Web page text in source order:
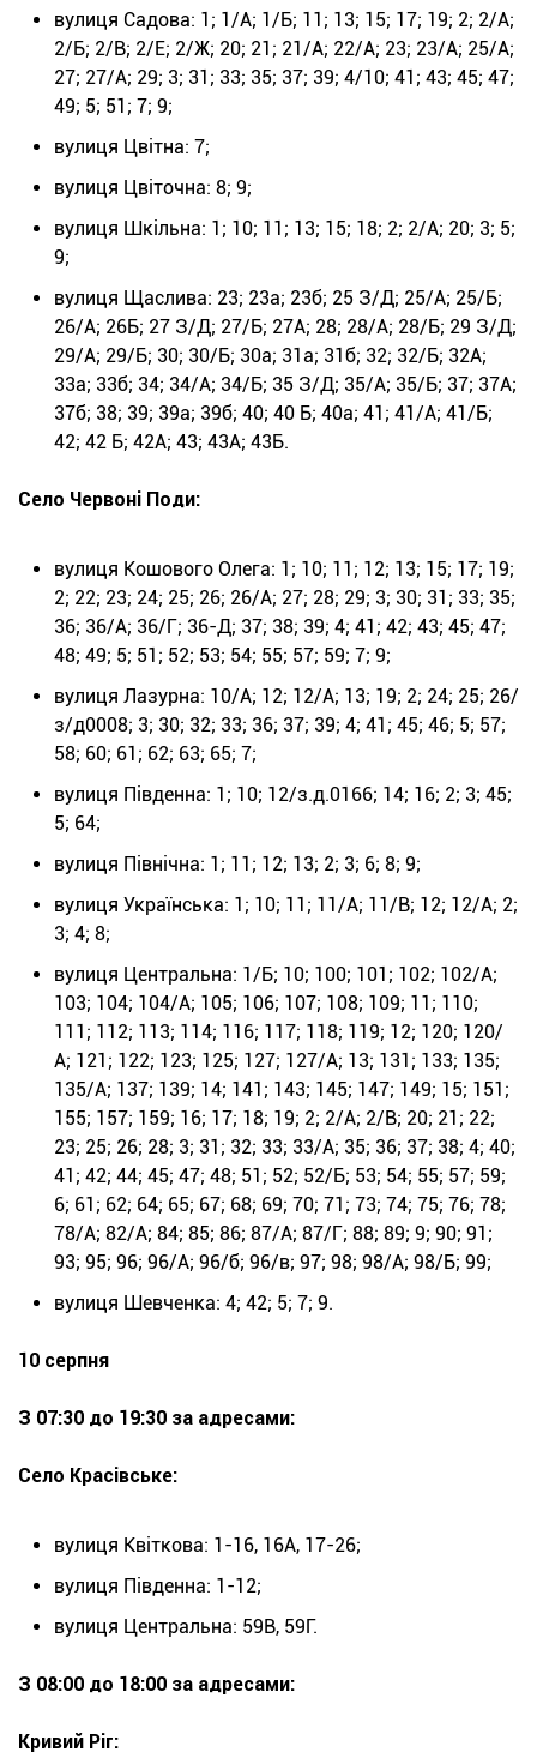
вулиця Садова: 1; 1/А; 1/Б; 11; 13; 15; 17; 19; 2; 2/А;
2/Б; 2/В; 2/Е; 2/Ж; 20; 21; 21/А; 22/А; 23; 23/А; 25/А;
27; 27/А; 29; 3; 31; 33; 35; 37; 39; 4/10; 41; 43; 45; 47;
49; 5; 51; 7; 9;
вулиця Цвітна: 7;
вулиця Цвіточна: 8; 9;
вулиця Шкільна: 1; 10; 11; 13; 15; 18; 2; 2/А; 20; 3; 5;
9;
вулиця Щаслива: 23; 23а; 23б; 25 З/Д; 25/А; 25/Б;
26/А; 26Б; 27 З/Д; 27/Б; 27А; 28; 28/А; 28/Б; 29 З/Д;
29/А; 29/Б; 30; 30/Б; 30а; 31а; 31б; 32; 32/Б; 32А;
33а; 33б; 34; 34/А; 34/Б; 35 З/Д; 35/А; 35/Б; 37; 37А;
37б; 38; 39; 39а; 39б; 40; 40 Б; 40а; 41; 41/А; 41/Б;
42; 42 Б; 42А; 43; 43А; 43Б.
Село Червоні Поди:
вулиця Кошового Олега: 1; 10; 11; 12; 13; 15; 17; 19;
2; 22; 23; 24; 25; 26; 26/А; 27; 28; 29; 3; 30; 31; 33; 35;
36; 36/А; 36/Г; 36-Д; 37; 38; 39; 4; 41; 42; 43; 45; 47;
48; 49; 5; 51; 52; 53; 54; 55; 57; 59; 7; 9;
вулиця Лазурна: 10/А; 12; 12/А; 13; 19; 2; 24; 25; 26/
з/д0008; 3; 30; 32; 33; 36; 37; 39; 4; 41; 45; 46; 5; 57;
58; 60; 61; 62; 63; 65; 7;
вулиця Південна: 1; 10; 12/з.д.0166; 14; 16; 2; 3; 45;
5; 64;
вулиця Північна: 1; 11; 12; 13; 2; 3; 6; 8; 9;
вулиця Українська: 1; 10; 11; 11/А; 11/В; 12; 12/А; 2;
3; 4; 8;
вулиця Центральна: 1/Б; 10; 100; 101; 102; 102/А;
103; 104; 104/А; 105; 106; 107; 108; 109; 11; 110;
111; 112; 113; 114; 116; 117; 118; 119; 12; 120; 120/
А; 121; 122; 123; 125; 127; 127/А; 13; 131; 133; 135;
135/А; 137; 139; 14; 141; 143; 145; 147; 149; 15; 151;
155; 157; 159; 16; 17; 18; 19; 2; 2/А; 2/В; 20; 21; 22;
23; 25; 26; 28; 3; 31; 32; 33; 33/А; 35; 36; 37; 38; 4; 40;
41; 42; 44; 45; 47; 48; 51; 52; 52/Б; 53; 54; 55; 57; 59;
6; 61; 62; 64; 65; 67; 68; 69; 70; 71; 73; 74; 75; 76; 78;
78/А; 82/А; 84; 85; 86; 87/А; 87/Г; 88; 89; 9; 90; 91;
93; 95; 96; 96/А; 96/б; 96/в; 97; 98; 98/А; 98/Б; 99;
вулиця Шевченка: 4; 42; 5; 7; 9.
10 серпня
З 07:30 до 19:30 за адресами:
Село Красівське:
вулиця Квіткова: 1-16, 16А, 17-26;
вулиця Південна: 1-12;
вулиця Центральна: 59В, 59Г.
З 08:00 до 18:00 за адресами:
Кривий Ріг: